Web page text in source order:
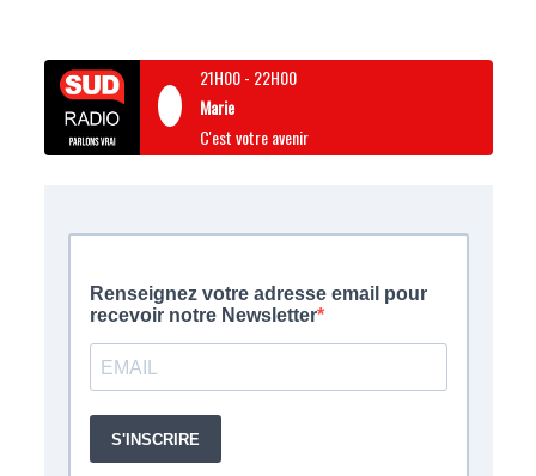
21H00- 22H00
Marie
C'est votre avenir